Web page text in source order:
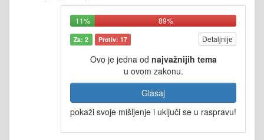
11% 89%
Za: 2 Protiv: 17 Detaljnije
Ovo je jedna od najvažnijih tema
u ovom zakonu.
Glasaj
pokaži svoje mišljenje i uključi se u raspravu!